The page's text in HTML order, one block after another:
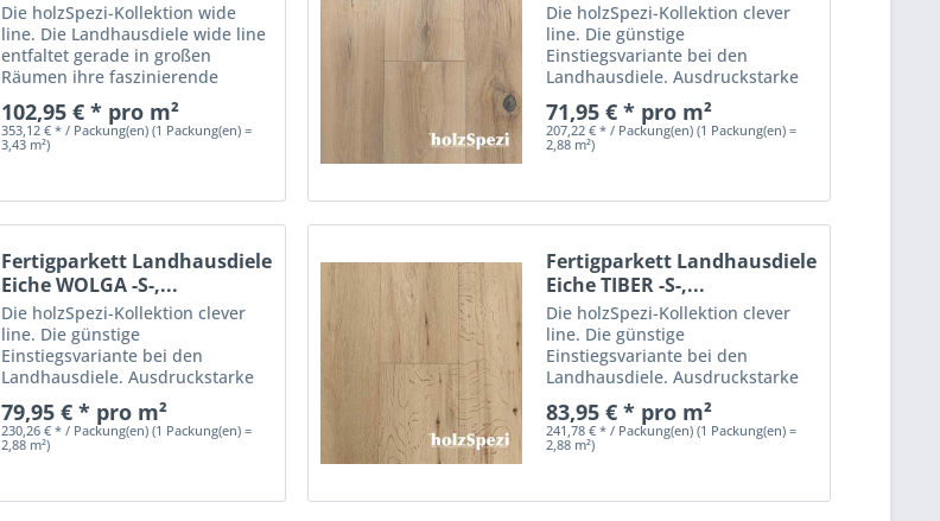
Die holzSpezi-Kollektion wide
line. Die Landhausdiele wide line
entfaltet gerade in großen
Räumen ihre faszinierende
Wirkung. Diese Breitdiele erweist
sich ebenfalls als beste Wahl,
wenn mit einem geölten
102,95 € * pro m²
353,12 € * / Packung(en) (1 Packung(en) =
3,43 m²)
Die holzSpezi-Kollektion clever
line. Die günstige
Einstiegsvariante bei den
Landhausdiele. Ausdruckstarke
lebhafte Holzoptiken in natur,
weiß und Rohholzoptik.
Großzügige Raumgestaltungen
71,95 € * pro m²
207,22 € * / Packung(en) (1 Packung(en) =
2,88 m²)
Fertigparkett Landhausdiele
Eiche WOLGA -S-,...
Die holzSpezi-Kollektion clever
line. Die günstige
Einstiegsvariante bei den
Landhausdiele. Ausdruckstarke
lebhafte Holzoptiken in natur,
weiß und Rohholzoptik.
Großzügige Raumgestaltungen
79,95 € * pro m²
230,26 € * / Packung(en) (1 Packung(en) =
2,88 m²)
Fertigparkett Landhausdiele
Eiche TIBER -S-,...
Die holzSpezi-Kollektion clever
line. Die günstige
Einstiegsvariante bei den
Landhausdiele. Ausdruckstarke
lebhafte Holzoptiken in natur,
weiß und Rohholzoptik.
Großzügige Raumgestaltungen
83,95 € * pro m²
241,78 € * / Packung(en) (1 Packung(en) =
2,88 m²)